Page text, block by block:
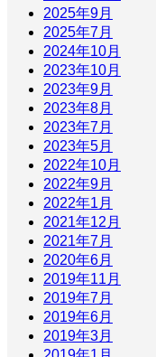
2025年9月
2025年7月
2024年10月
2023年10月
2023年9月
2023年8月
2023年7月
2023年5月
2022年10月
2022年9月
2022年1月
2021年12月
2021年7月
2020年6月
2019年11月
2019年7月
2019年6月
2019年3月